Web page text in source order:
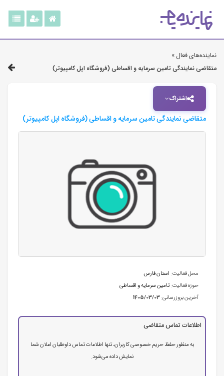
نماینده‌های فعال »
متقاضی نمایندگی تامین سرمایه و اقساطی (فروشگاه اپل کامپیوتر)
اشتراک
متقاضی نمایندگی تامین سرمایه و اقساطی (فروشگاه اپل کامپیوتر)
محل فعالیت: استان فارس
حوزه فعالیت:تامین سرمایه و اقساطی
آخرین بروزرسانی:1405/03/03
اطلاعات تماس متقاضی
به منظور حفظ حریم خصوصی کاربران، تنها اطلاعات تماس داوطلبان اعلان شما
نمایش داده می‌شود.